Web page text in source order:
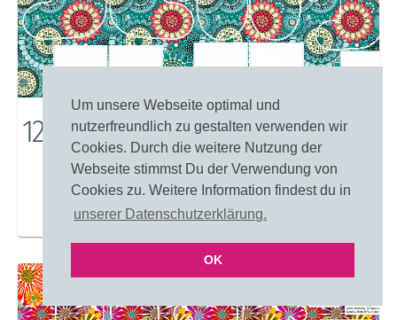
Um unsere Webseite optimal und
nutzerfreundlich zu gestalten verwenden wir
Cookies. Durch die weitere Nutzung der
Webseite stimmst Du der Verwendung von
Cookies zu. Weitere Information findest du in
unserer Datenschutzerklärung.
OK
12162: Überwältigende Blumen
Merken Einfärben